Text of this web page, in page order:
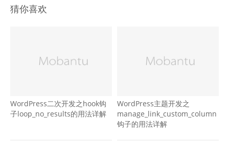
猜你喜欢
WordPress二次开发之hook钩
子loop_no_results的用法详解
WordPress主题开发之
manage_link_custom_column
钩子的用法详解